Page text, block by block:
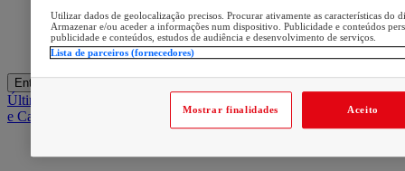
Entrar
Últimas
e Cabelo
Utilizar dados de geolocalização precisos. Procurar ativamente as características do
Armazenar e/ou aceder a informações num dispositivo. Publicidade e conteúdos
publicidade e conteúdos, estudos de audiência e desenvolvimento de serviços.
Lista de parceiros (fornecedores)
Mostrar finalidades Aceito